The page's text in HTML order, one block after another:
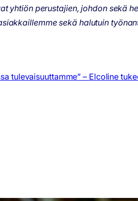
yhtiön perustajien, johdon sekä
sekä halutuin
tulevaisuuttamme” – Elcoline